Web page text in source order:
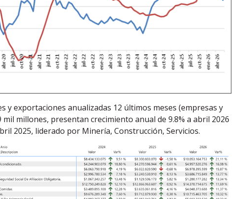
y exportaciones anualizadas 12 últimos meses (empresas y
millones, presentan crecimiento anual de 9.8% a abril 2026
2025, liderado por Minería, Construcción, Servicios.